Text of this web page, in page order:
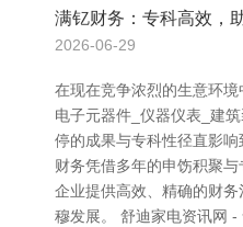
满钇财务：专科高效，
2026-06-29
在现在竞争浓烈的生意环境
电子元器件_仪器仪表_建
停的成果与专科性径直影
财务凭借多年的申饬积聚
企业提供高效、精确的财
穆发展。 舒迪家电资讯网